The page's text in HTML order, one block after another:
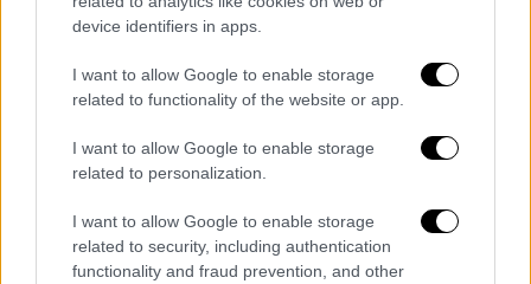
device identifiers in apps.
I want to allow Google to enable storage
related to functionality of the website or app.
I want to allow Google to enable storage
related to personalization.
I want to allow Google to enable storage
related to security, including authentication
functionality and fraud prevention, and other
ίδια εικόνα με την Τρίπολη: «Πρώτα απ' όλα
ότι αξίζει να βρίσκεται. Είναι μια ομάδα που
δεν έχει χάσει στο γήπεδό της, έχει έναν
καλό τρόπο δουλειάς. Έχουμε μέσα μας
μεγάλη απογοήτευση που δεν μπορέσαμε να
φέρουμε καλύτερα αποτελέσματα τόσο στην
Πόλη όσο και στο Μάντσεστερ, αλλά και με
την εικόνα μας στα ματς στην Τούμπα που